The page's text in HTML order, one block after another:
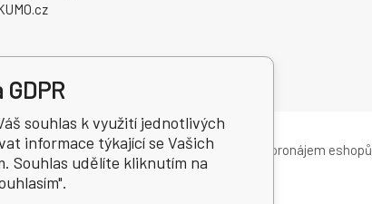
Tvorba a pronájem eshopů
souhlas k využití jednotlivých
informace týkající se Vašich
Souhlas udělíte kliknutím na